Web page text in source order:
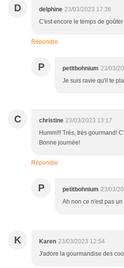
D delphine 23/03/2023 17:36
C'est encore le temps de
Répondre
P petitbohnium 23/03/
Je suis ravie qu'il te
C christine 23/03/2023 13:17
Humm!!! Très, très gourmand!
Bonne journée!
Répondre
P petitbohnium 23/03/
Ah non ce n'est pas
K Karen 23/03/2023 12:54
J'adore la gourmandise des